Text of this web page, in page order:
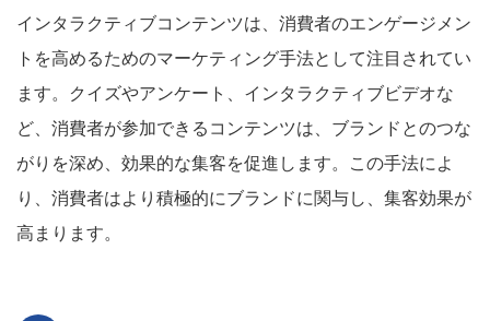
インタラクティブコンテンツは、消費者のエンゲージメン
トを高めるためのマーケティング手法として注目されてい
ます。クイズやアンケート、インタラクティブビデオな
ど、消費者が参加できるコンテンツは、ブランドとのつな
がりを深め、効果的な集客を促進します。この手法によ
り、消費者はより積極的にブランドに関与し、集客効果が
高まります。